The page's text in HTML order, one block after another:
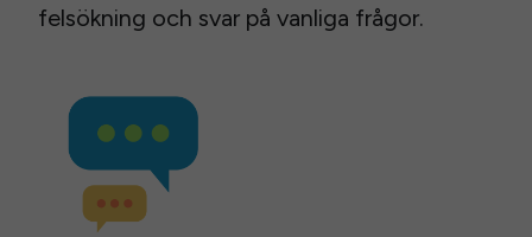
felsökning och svar på vanliga frågor.